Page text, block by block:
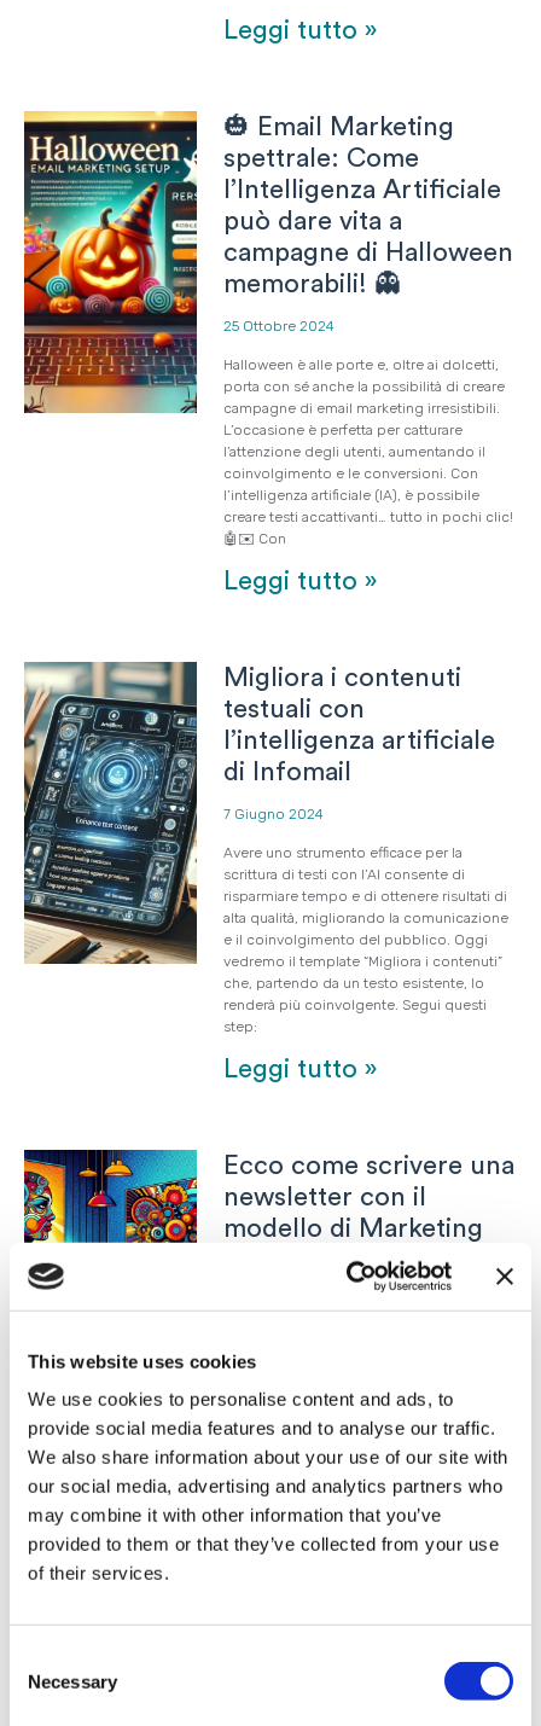
This website uses cookies
We use cookies to personalise content and ads, to
provide social media features and to analyse our traffic.
We also share information about your use of our site with
our social media, advertising and analytics partners who
may combine it with other information that you’ve
provided to them or that they’ve collected from your use
of their services.
Selection
Necessary
Leggi tutto »
🎃 Email Marketing
spettrale: Come
l’Intelligenza Artificiale
può dare vita a
campagne di Halloween
memorabili! 👻
25 Ottobre 2024
Halloween è alle porte e, oltre ai dolcetti,
porta con sé anche la possibilità di creare
campagne di email marketing irresistibili.
L’occasione è perfetta per catturare
l’attenzione degli utenti, aumentando il
coinvolgimento e le conversioni. Con
l’intelligenza artificiale (IA), è possibile
creare testi accattivanti… tutto in pochi clic!
🤖✉️ Con
Leggi tutto »
Migliora i contenuti
testuali con
l’intelligenza artificiale
di Infomail
7 Giugno 2024
Avere uno strumento efficace per la
scrittura di testi con l’AI consente di
risparmiare tempo e di ottenere risultati di
alta qualità, migliorando la comunicazione
e il coinvolgimento del pubblico. Oggi
vedremo il template “Migliora i contenuti”
che, partendo da un testo esistente, lo
renderà più coinvolgente. Segui questi
step:
Leggi tutto »
Ecco come scrivere una
newsletter con il
modello di Marketing
PAS, con l’intelligenza
artificiale di Infomail
Il modello PAS (Problema-Agitazione-
Soluzione) è un framework di marketing
pubblicitari e di marketing efficaci, che
potrai utilizzare per le tue newsletter e per
le tue strategie di email marketing. Ecco
Utilizzando l’Intelligenza Artificiale inclusa
nel tuo piano Infomail, puoi
Ottimizzazione delle